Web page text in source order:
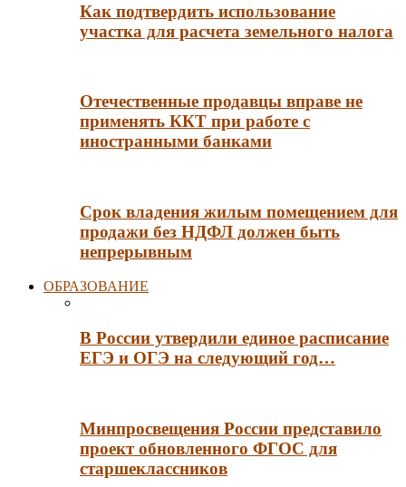
Как подтвердить использование
участка для расчета земельного налога
Отечественные продавцы вправе не
применять ККТ при работе с
иностранными банками
Срок владения жилым помещением для
продажи без НДФЛ должен быть
непрерывным
ОБРАЗОВАНИЕ
В России утвердили единое расписание
ЕГЭ и ОГЭ на следующий год…
Минпросвещения России представило
проект обновленного ФГОС для
старшеклассников